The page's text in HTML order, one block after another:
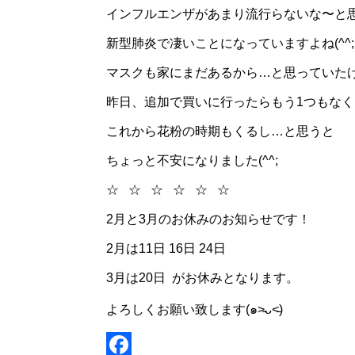
インフルエンザがあまり流行らないな〜と
新型肺炎で凄いことになっていますよね(^^;
マスクも家にまだあるから…と思っていた
昨日、追加で買いに行ったらもう1つもな
これから花粉の時期もくるし…と思うと
ちょっと不安になりました(^^;
☆ ☆ ☆ ☆ ☆ ☆
2月と3月のお休みのお知らせです！
2月は11日 16日 24日
3月は20日 がお休みとなります。
よろしくお願い致します(๑˃̵ᴗ˂̵)